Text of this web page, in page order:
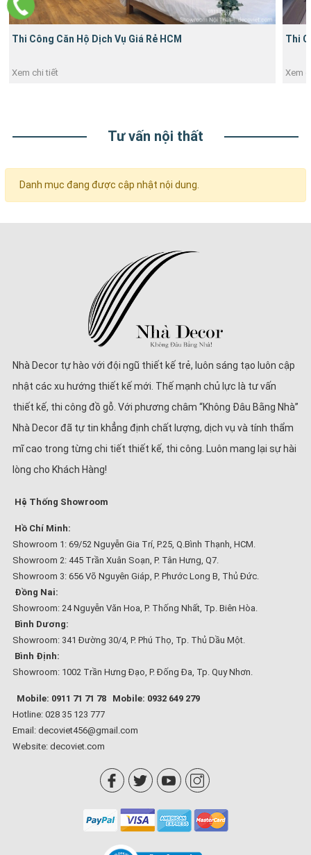
Thi Công Nội Thất Căn Hộ Vinhomes Grand Park 1PN
Xem chi tiết
Thi
Xem
Tư vấn nội thất
Danh mục đang được cập nhật nội dung.
Nhà Decor tự hào với đội ngũ thiết kế trẻ, luôn sáng tạo luôn cập
nhật các xu hướng thiết kế mới. Thế mạnh chủ lực là tư vấn
thiết kế, thi công đồ gỗ. Với phương châm “Không Đâu Bằng Nhà”
Nhà Decor đã tự tin khẳng định chất lượng, dịch vụ và tính thẩm
mĩ cao trong từng chi tiết thiết kế, thi công. Luôn mang lại sự hài
lòng cho Khách Hàng!
Hệ Thống Showroom
Hồ Chí Minh:
Showroom 1: 69/52 Nguyễn Gia Trí, P.25, Q.Bình Thạnh, HCM.
Showroom 2: 445 Trần Xuân Soạn, P. Tân Hưng, Q7.
Showroom 3: 656 Võ Nguyên Giáp, P. Phước Long B, Thủ Đức.
Đồng Nai:
Showroom: 24 Nguyễn Văn Hoa, P. Thống Nhất, Tp. Biên Hòa.
Bình Dương:
Showroom: 341 Đường 30/4, P. Phú Thọ, Tp. Thủ Dầu Một.
Bình Định:
Showroom: 1002 Trần Hưng Đạo, P. Đống Đa, Tp. Quy Nhơn.
Mobile: 0911 71 71 78
Mobile: 0932 649 279
Hotline: 028 35 123 777
Email: decoviet456@gmail.com
Website: decoviet.com